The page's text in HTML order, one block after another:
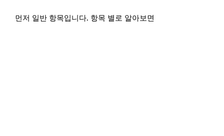
먼저 일반 항목입니다. 항목 별로 알아보면